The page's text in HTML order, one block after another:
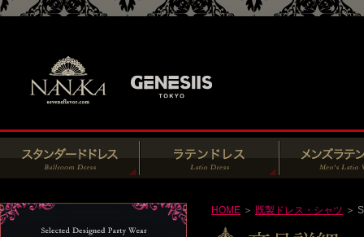
HOME ＞ 既製ドレス・シャツ ＞